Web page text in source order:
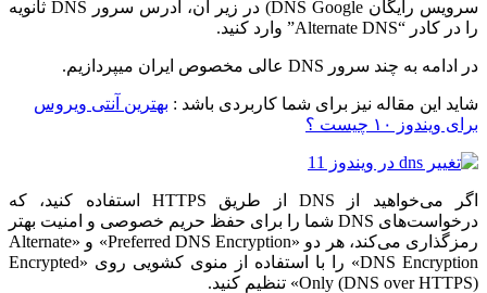
سرویس رایگان DNS Google) در زیر آن، آدرس سرور DNS ثانویه
را در کادر “Alternate DNS” وارد کنید.
در ادامه به چند سرور DNS عالی مخصوص ایران میپردازیم.
شاید این مقاله نیز برای شما کاربردی باشد : بهترین آنتی ویروس
برای ویندوز ۱۰ چیست ؟
اگر می‌خواهید از DNS از طریق HTTPS استفاده کنید، که
درخواست‌های DNS شما را برای حفظ حریم خصوصی و امنیت بهتر
رمزگذاری می‌کند، هر دو «Preferred DNS Encryption» و «Alternate
DNS Encryption» را با استفاده از منوی کشویی روی «Encrypted
Only (DNS over HTTPS)» تنظیم کنید.